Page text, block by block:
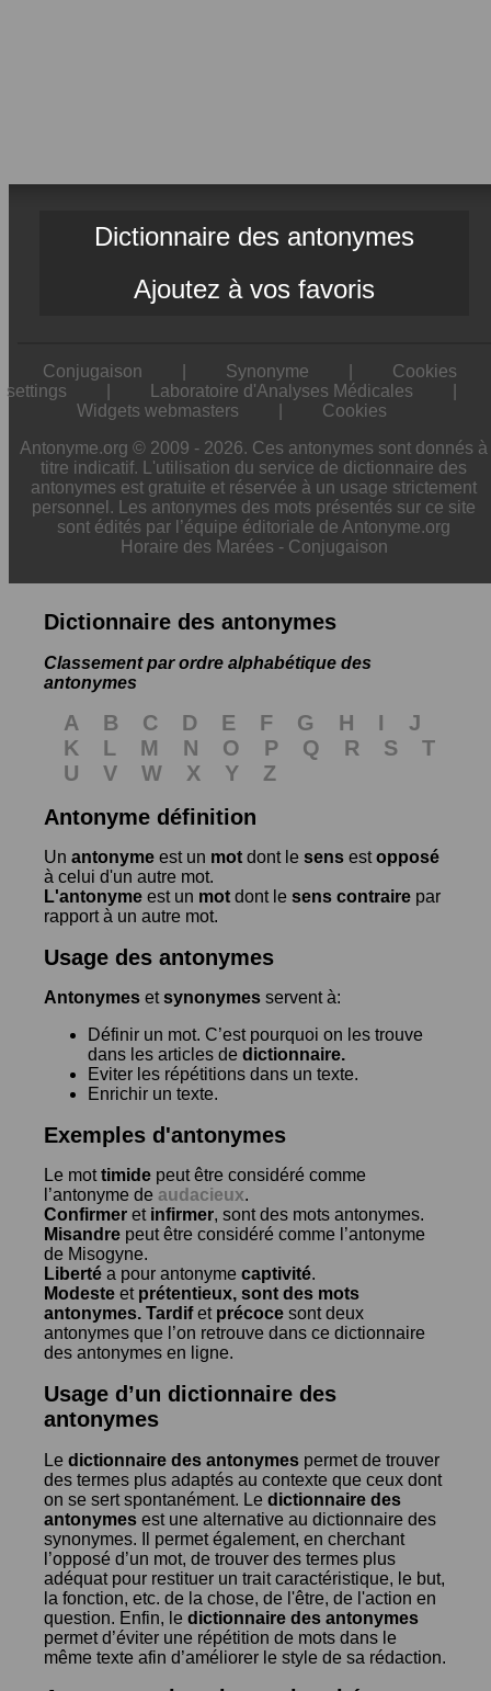
Dictionnaire des antonymes
Ajoutez à vos favoris
Conjugaison Synonyme
Cookies
settings
Laboratoire d'Analyses Médicales
Widgets webmasters
Cookies
Antonyme.org © 2009 - 2026. Ces antonymes sont donnés à
titre indicatif. L'utilisation du service de dictionnaire des
antonymes est gratuite et réservée à un usage strictement
personnel. Les antonymes des mots présentés sur ce site
sont édités par l’équipe éditoriale de Antonyme.org
Horaire des Marées - Conjugaison
Dictionnaire des antonymes
Classement par ordre alphabétique des
antonymes
A B C D E F G H I
J
K
L M N O P Q R S
T
U
V W X Y
Z
Antonyme définition
Un antonyme est un mot dont le sens estopposé
à celui d'un autre mot.
L'antonyme est un mot dont le sens contraire par
rapport à un autre mot.
Usage des antonymes
Antonymes etsynonymes servent à:
Définir un mot. C’est pourquoi on les trouve
dans les articles de dictionnaire.
Eviter les répétitions dans un texte.
Enrichir un texte.
Exemples d'antonymes
Le mottimide peut être considéré comme
l’antonyme de audacieux.
Confirmer et infirmer, sont des mots antonymes.
Misandre peut être considéré comme l’antonyme
de Misogyne.
Liberté a pour antonyme captivité.
Modeste et prétentieux, sont des mots
antonymes. Tardifet précoce sont deux
antonymes que l’on retrouve dans ce dictionnaire
des antonymes en ligne.
Usage d’un dictionnaire des
antonymes
Le dictionnaire des antonymes permet de trouver
des termes plus adaptés au contexte que ceux dont
on se sert spontanément. Le dictionnaire des
antonymes est une alternative au dictionnaire des
synonymes. Il permet également, en cherchant
l’opposé d’un mot, de trouver des termes plus
adéquat pour restituer un trait caractéristique, le but,
la fonction, etc. de la chose, de l'être, de l'action en
question. Enfin, le dictionnaire des antonymes
permet d’éviter une répétition de mots dans le
même texte afin d’améliorer le style de sa rédaction.